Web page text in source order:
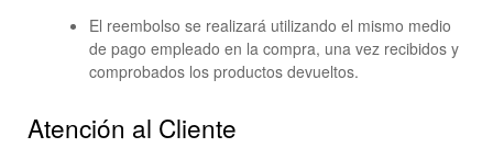
El reembolso se realizará utilizando el mismo medio
de pago empleado en la compra, una vez recibidos y
comprobados los productos devueltos.
Atención al Cliente